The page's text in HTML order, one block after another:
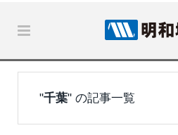
"千葉" の記事一覧